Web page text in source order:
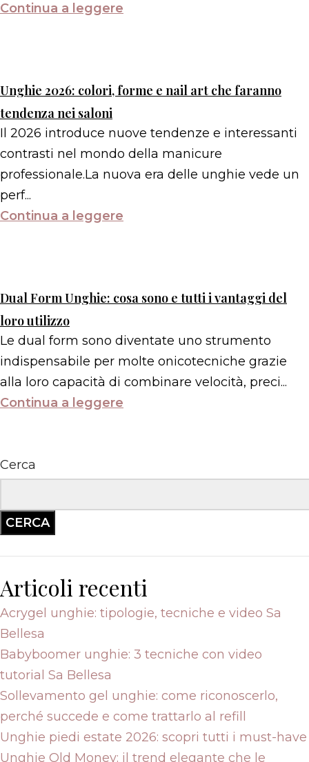
Continua a leggere
Unghie 2026: colori, forme e nail art che faranno
tendenza nei saloni
Il 2026 introduce nuove tendenze e interessanti
contrasti nel mondo della manicure
professionale.La nuova era delle unghie vede un
perf...
Continua a leggere
Dual Form Unghie: cosa sono e tutti i vantaggi del
loro utilizzo
Le dual form sono diventate uno strumento
indispensabile per molte onicotecniche grazie
alla loro capacità di combinare velocità, preci...
Continua a leggere
Cerca
CERCA
Articoli recenti
Acrygel unghie: tipologie, tecniche e video Sa
Bellesa
Babyboomer unghie: 3 tecniche con video
tutorial Sa Bellesa
Sollevamento gel unghie: come riconoscerlo,
perché succede e come trattarlo al refill
Unghie piedi estate 2026: scopri tutti i must-have
Unghie Old Money: il trend elegante che le